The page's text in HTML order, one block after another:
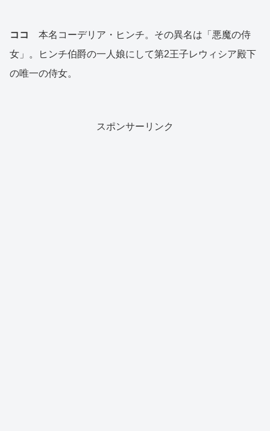
ココ
本名コーデリア・ヒンチ。その異名は「悪魔の侍
女」。ヒンチ伯爵の一人娘にして第2王子レウィシア殿下
の唯一の侍女。
スポンサーリンク